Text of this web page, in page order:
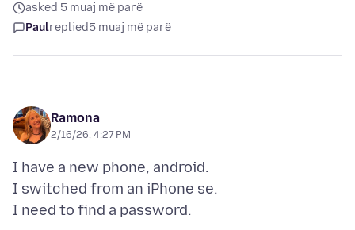
asked 5 muaj më parë
Paulreplied5 muaj më parë
Ramona
2/16/26, 4:27 PM
I have a new phone, android.
I switched from an iPhone se.